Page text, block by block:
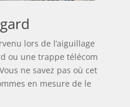
lors de l’aiguillage
ou une trappe télécom
ne savez pas où cet
en mesure de le